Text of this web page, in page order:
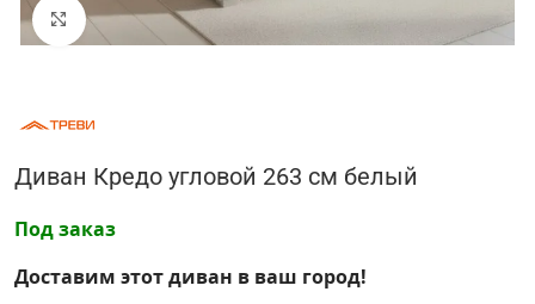
Нажмите, чтобы увеличить
Диван Кредо угловой 263 см белый
Под заказ
Доставим этот диван в ваш город!